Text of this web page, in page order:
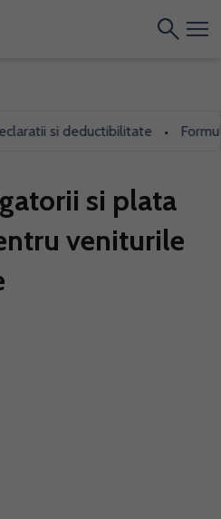
si deductibilitate •
si plata
veniturile